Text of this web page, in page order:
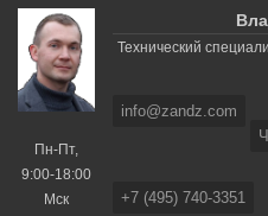
Пн-Пт,
9:00-18:00
Мск
Технический
info@zandz.com
+7 (495) 740-3351